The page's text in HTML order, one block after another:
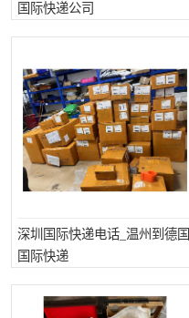
国际快递公司
深圳国际快递电话_温州到德国
国际快递